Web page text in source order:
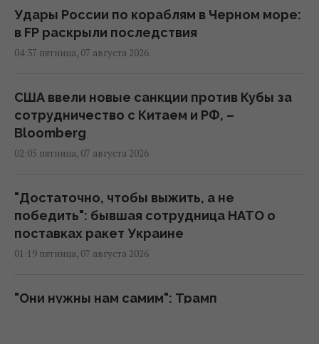
Удары России по кораблям в Черном море:
в FP раскрыли последствия
04:37 пятница, 07 августа 2026
США ввели новые санкции против Кубы за
сотрудничество с Китаем и РФ, –
Bloomberg
02:05 пятница, 07 августа 2026
"Достаточно, чтобы выжить, а не
победить": бывшая сотрудница НАТО о
поставках ракет Украине
01:19 пятница, 07 августа 2026
"Они нужны нам самим": Трамп